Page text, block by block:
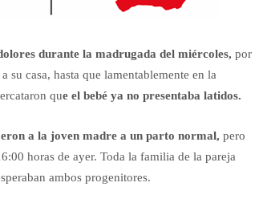
durante la madrugada del miércoles, por
casa, hasta que lamentablemente en la
que el bebé ya no presentaba latidos.
a la joven madre a un parto normal, pero
horas de ayer. Toda la familia de la pareja
ambos progenitores.